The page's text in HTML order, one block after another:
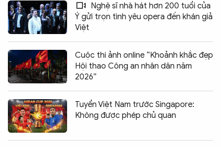
Nghệ sĩ nhà hát hơn 200 tuổi của
Ý gửi trọn tình yêu opera đến khán giả
Việt
Cuộc thi ảnh online “Khoảnh khắc đẹp
Hội thao Công an nhân dân năm
2026”
Tuyển Việt Nam trước Singapore:
Không được phép chủ quan